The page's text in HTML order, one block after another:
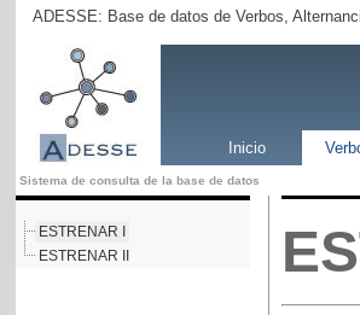
ADESSE: Base de datos de Verbos,
Inicio
Sistema de consulta de la base de datos
ESTRENAR I
ESTRENAR II